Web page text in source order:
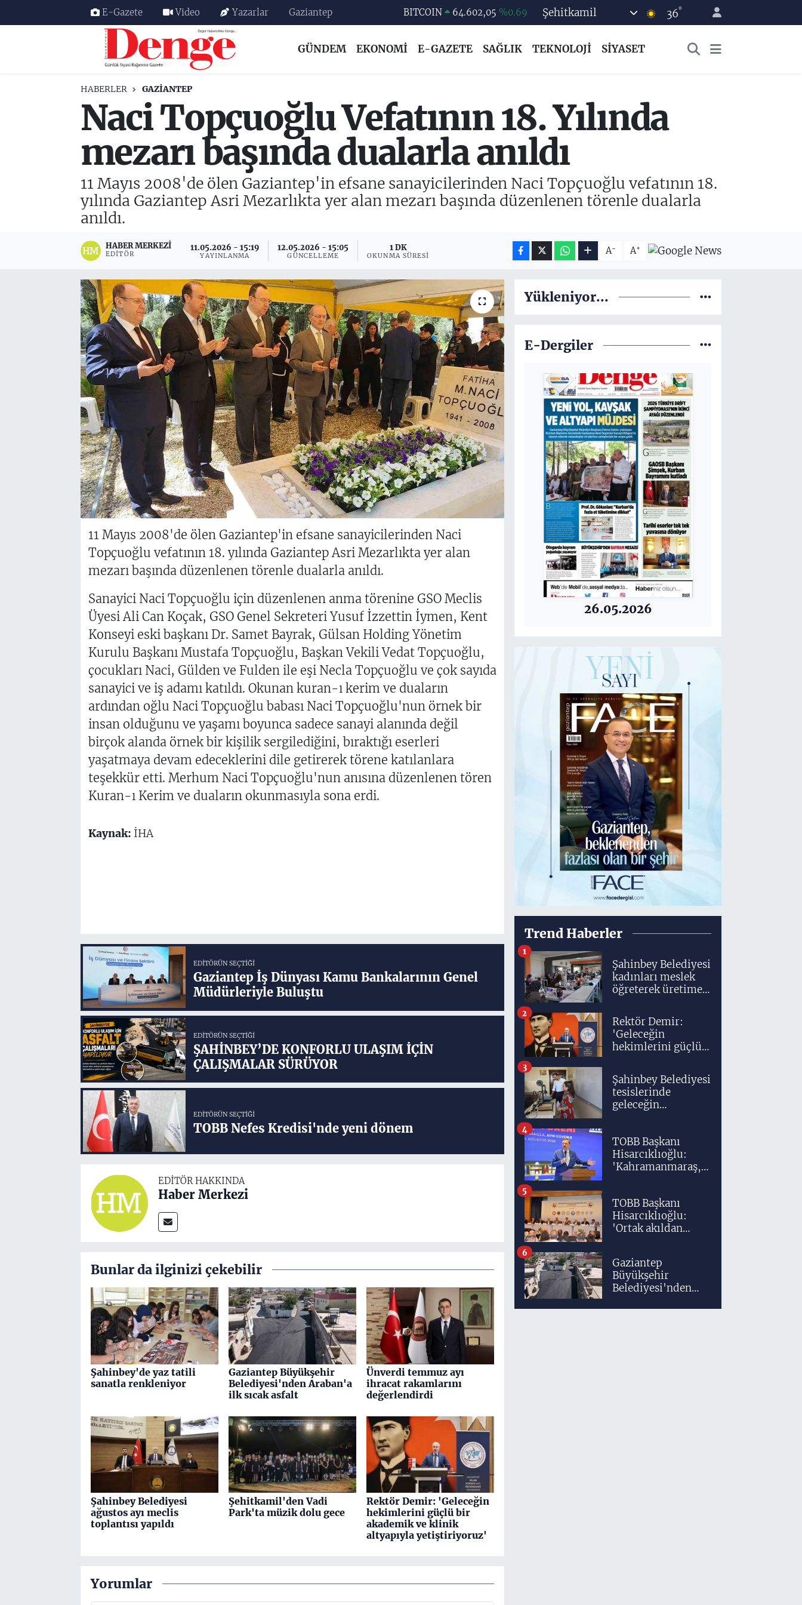
E-Gazete Video Yazarlar Gaziantep
DOLAR
47,5986 %0.06
EURO
55,0700 %0.1
BİST100
13.768 %48
Şehitkamil 36°
GÜNDEM EKONOMİ E-GAZETE SAĞLIK TEKNOLOJİ SİYASET
HABERLER GAZIANTEP
Naci Topçuoğlu Vefatının 18. Yılında
mezarı başında dualarla anıldı
11 Mayıs 2008'de ölen Gaziantep'in efsane sanayicilerinden Naci Topçuoğlu vefatının 18.
yılında Gaziantep Asri Mezarlıkta yer alan mezarı başında düzenlenen törenle dualarla
anıldı.
HABER MERKEZI
EDITÖR
11.05.2026 - 15:19
YAYINLANMA
12.05.2026 - 15:05
GÜNCELLEME
1 DK
OKUNMA SÜRESI A- A+
11 Mayıs 2008'de ölen Gaziantep'in efsane sanayicilerinden Naci
Topçuoğlu vefatının 18. yılında Gaziantep Asri Mezarlıkta yer alan
mezarı başında düzenlenen törenle dualarla anıldı.
Sanayici Naci Topçuoğlu için düzenlenen anma törenine GSO Meclis
Üyesi Ali Can Koçak, GSO Genel Sekreteri Yusuf İzzettin İymen, Kent
Konseyi eski başkanı Dr. Samet Bayrak, Gülsan Holding Yönetim
Kurulu Başkanı Mustafa Topçuoğlu, Başkan Vekili Vedat Topçuoğlu,
çocukları Naci, Gülden ve Fulden ile eşi Necla Topçuoğlu ve çok sayıda
sanayici ve iş adamı katıldı. Okunan kuran-ı kerim ve duaların
ardından oğlu Naci Topçuoğlu babası Naci Topçuoğlu'nun örnek bir
insan olduğunu ve yaşamı boyunca sadece sanayi alanında değil
birçok alanda örnek bir kişilik sergilediğini, bıraktığı eserleri
yaşatmaya devam edeceklerini dile getirerek törene katılanlara
teşekkür etti. Merhum Naci Topçuoğlu'nun anısına düzenlenen tören
Kuran-ı Kerim ve duaların okunmasıyla sona erdi.
Kaynak: İHA
EDITÖRÜN SEÇTIĞI
Gaziantep İş Dünyası Kamu Bankalarının Genel
Müdürleriyle Buluştu
EDITÖRÜN SEÇTIĞI
ŞAHİNBEY’DE KONFORLU ULAŞIM İÇİN
ÇALIŞMALAR SÜRÜYOR
EDITÖRÜN SEÇTIĞI
TOBB Nefes Kredisi'nde yeni dönem
EDITÖR HAKKINDA
Haber Merkezi
Bunlar da ilginizi çekebilir
Şahinbey'de yaz tatili
sanatla renkleniyor
Gaziantep Büyükşehir
Belediyesi'nden Araban'a
ilk sıcak asfalt
Ünverdi temmuz ayı
ihracat rakamlarını
değerlendirdi
Şahinbey Belediyesi
ağustos ayı meclis
toplantısı yapıldı
Şehitkamil'den Vadi
Park'ta müzik dolu gece
Rektör Demir: 'Geleceğin
hekimlerini güçlü bir
akademik ve klinik
altyapıyla yetiştiriyoruz'
Yorumlar
Yükleniyor...
E-Dergiler
26.05.2026
Trend Haberler
Şahinbey Belediyesi
kadınları meslek
öğreterek üretime
1
Rektör Demir:
'Geleceğin
hekimlerini güçlü
klinik altyapıyla
yetiştiriyoruz'
2
Şahinbey Belediyesi
tesislerinde
geleceğin
yetişiyor
3
TOBB Başkanı
Hisarcıklıoğlu:
'Kahramanmaraş,
ekonomisinin
lokomotif
şehirlerinden
4
TOBB Başkanı
Hisarcıklıoğlu:
'Ortak akıldan
ileriye taşıyacağız'
5
Gaziantep
Büyükşehir
Belediyesi'nden
asfalt
6
Nöbetçi Eczaneler
Trafik Durumu
Süper Lig Puan Durumu ve Fikstür
Tüm Manşetler
Son Dakika Haberleri